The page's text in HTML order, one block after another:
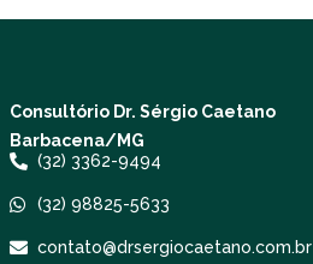
Consultório Dr. Sérgio Caetano
Barbacena/MG
(32) 3362-9494
(32) 98825-5633
contato@drsergiocaetano.com.br